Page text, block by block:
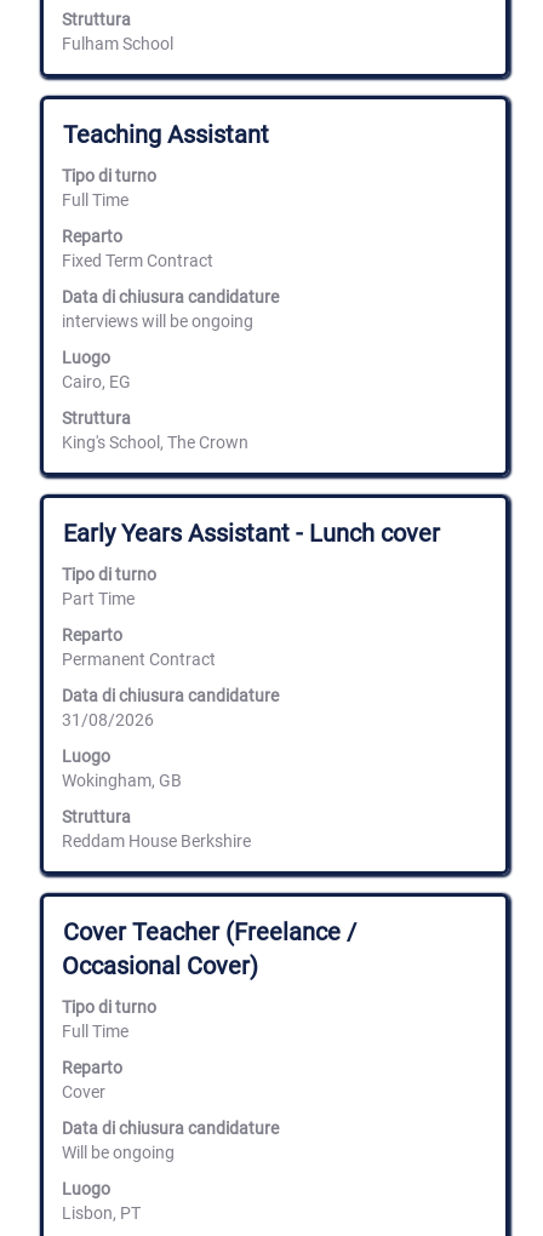
Struttura
Fulham School
informazioni
lavoro.
Titolo
Teaching Assistant
Tipo di turno
Full Time
Reparto
Fixed Term Contract
Data di chiusura candidature
interviews will be ongoing
Luogo
Cairo, EG
Struttura
King's School, The Crown
Effettuare
una
selezione
con
barra
spaziatrice
visualizzare
i
integrali
delle
informazioni
lavoro.
Titolo
Early Years Assistant - Lunch cover
Tipo di turno
Part Time
Reparto
Permanent Contract
Data di chiusura candidature
31/08/2026
Luogo
Wokingham, GB
Struttura
Reddam House Berkshire
Effettuare
una
selezione
con
barra
spaziatrice
visualizzare
i
integrali
delle
informazioni
lavoro.
Titolo
Cover Teacher (Freelance /
Occasional Cover)
Tipo di turno
Full Time
Reparto
Cover
Data di chiusura candidature
Will be ongoing
Luogo
Lisbon, PT
Effettuare
una
selezione
la
barra
per
visualizzare
i
contenuti
integrali
delle
informazioni